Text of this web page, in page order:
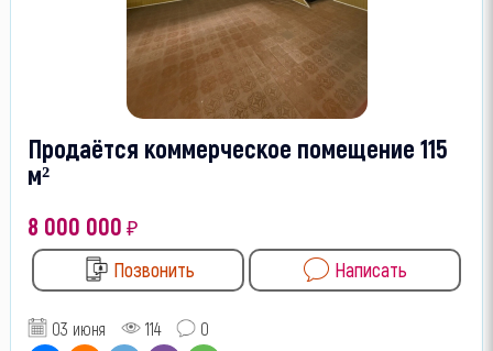
Продаётся коммерческое помещение 115
м²
8 000 000 ₽
Позвонить
Написать
03 июня 114 0